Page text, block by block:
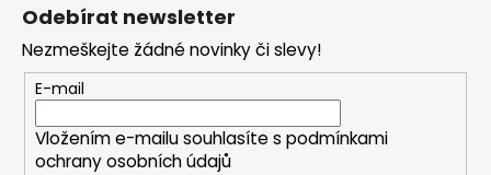
a
c
í
p
r
Odebírat newsletter
Nezmeškejte žádné novinky či slevy!
E-mail
Vložením e-mailu souhlasíte s podmínkami
ochrany osobních údajů